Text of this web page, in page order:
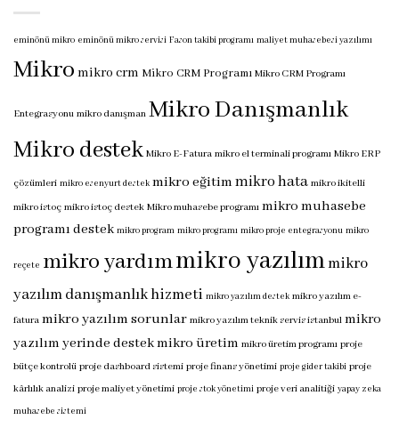
eminönü mikro eminönü mikro servisi Fason takibi programı maliyet muhasebesi yazılımı
Mikro mikro crm Mikro CRM Programı Mikro CRM Programı
Entegrasyonu mikro danışman Mikro Danışmanlık
Mikro destek Mikro E-Fatura mikro el terminali programı Mikro ERP
çözümleri mikro esenyurt destek mikro eğitimmikro hata mikro ikitelli
mikro istoç mikro istoç destek Mikro muhasebe programı mikro muhasebe
programı destek mikro program mikro programı mikro proje entegrasyonu mikro
reçete mikro yardımmikro yazılımmikro
yazılım danışmanlık hizmeti mikro yazılım destek mikro yazılım e-
fatura mikro yazılım sorunlar mikro yazılım teknik servis istanbul mikro
yazılım yerinde destekmikro üretim mikro üretim programı proje
bütçe kontrolü proje dashboard sistemi proje finans yönetimi proje gider takibi proje
kârlılık analizi proje maliyet yönetimi proje stok yönetimi proje veri analitiği yapay zeka
muhasebe sistemi